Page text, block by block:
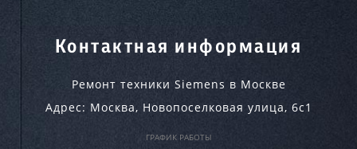
Контактная информация
Ремонт техники Siemens в Москве
Адрес: Москва, Новопоселковая улица, 6с1
ГРАФИК РАБОТЫ